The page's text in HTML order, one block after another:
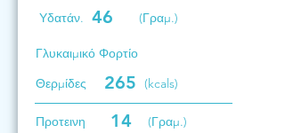
Υδατάν. 46 (Γραμ.)
Γλυκαιμικό Φορτίο
Θερμίδες
265 (kcals)
Προτεινη 14
(Γραμ.)